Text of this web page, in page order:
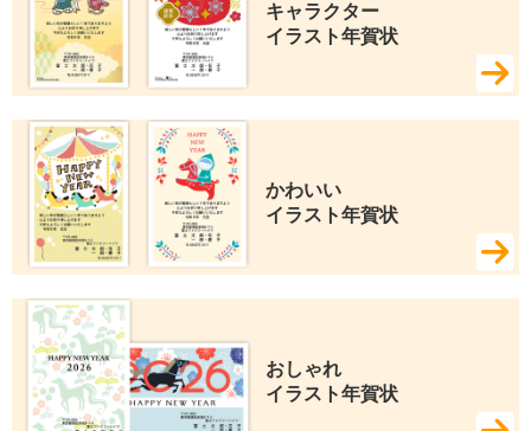
キャラクター
イラスト年賀状
かわいい
イラスト年賀状
おしゃれ
イラスト年賀状